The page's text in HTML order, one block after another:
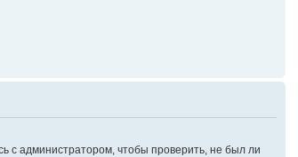
с администратором, чтобы проверить, не был ли